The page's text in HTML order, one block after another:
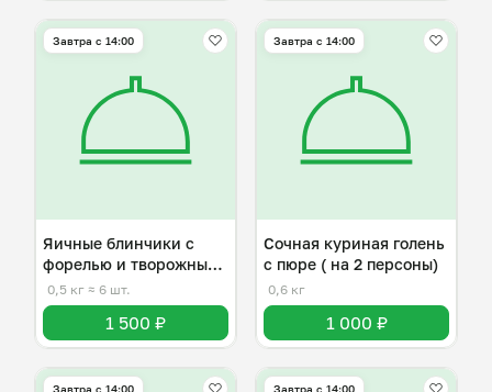
Завтра c 14:00
Яичные блинчики с
форелью и творожным
сыром
0,5 кг ≈ 6 шт.
1 500 ₽
Завтра c 14:00
Сочная куриная голень
с пюре ( на 2 персоны)
0,6 кг
1 000 ₽
Завтра c 14:00 Завтра c 14:00